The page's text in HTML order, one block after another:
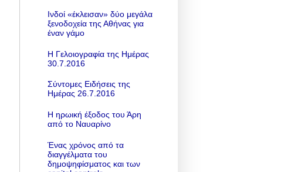
Ινδοί «έκλεισαν» δύο μεγάλα
ξενοδοχεία της Αθήνας για
έναν γάμο
Η Γελοιογραφία της Ημέρας
30.7.2016
Σύντομες Ειδήσεις της
Ημέρας 26.7.2016
Η ηρωική έξοδος του Άρη
από το Ναυαρίνο
Ένας χρόνος από τα
διαγγέλματα του
δημοψηφίσματος και των